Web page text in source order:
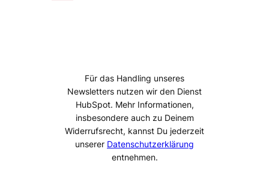
Für das Handling unseres
Newsletters nutzen wir den Dienst
HubSpot. Mehr Informationen,
insbesondere auch zu Deinem
Widerrufsrecht, kannst Du jederzeit
unserer Datenschutzerklärung
entnehmen.